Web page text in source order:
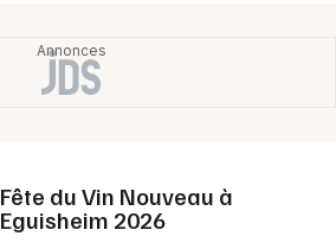
Fête du Vin Nouveau à
Eguisheim 2026